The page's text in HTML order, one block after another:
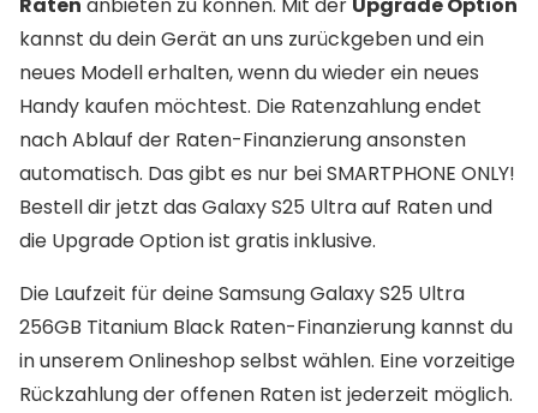
Raten anbieten zu können. Mit der Upgrade Option
kannst du dein Gerät an uns zurückgeben und ein
neues Modell erhalten, wenn du wieder ein neues
Handy kaufen möchtest. Die Ratenzahlung endet
nach Ablauf der Raten-Finanzierung ansonsten
automatisch. Das gibt es nur bei SMARTPHONE ONLY!
Bestell dir jetzt das Galaxy S25 Ultra auf Raten und
die Upgrade Option ist gratis inklusive.
Die Laufzeit für deine Samsung Galaxy S25 Ultra
256GB Titanium Black Raten-Finanzierung kannst du
in unserem Onlineshop selbst wählen. Eine vorzeitige
Rückzahlung der offenen Raten ist jederzeit möglich.